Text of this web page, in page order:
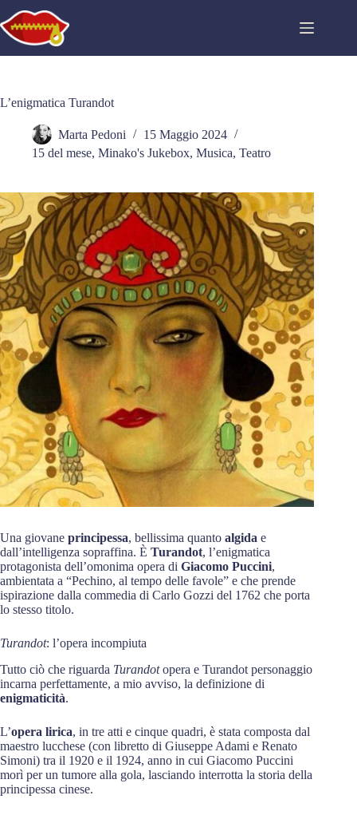
al
contenuto
L’enigmatica Turandot
Marta Pedoni
15 Maggio 2024
15 del mese, Minako's Jukebox, Musica, Teatro
Una giovane principessa, bellissima quanto algida e
dall’intelligenza sopraffina. È Turandot, l’enigmatica
protagonista dell’omonima opera di Giacomo Puccini,
ambientata a “Pechino, al tempo delle favole” e che prende
ispirazione dalla commedia di Carlo Gozzi del 1762 che porta
lo stesso titolo.
Turandot: l’opera incompiuta
Tutto ciò che riguarda Turandotopera e Turandot personaggio
incarna perfettamente, a mio avviso, la definizione di
enigmaticità.
L’opera lirica, in tre atti e cinque quadri, è stata composta dal
maestro lucchese (con libretto di Giuseppe Adami e Renato
Simoni) tra il 1920 e il 1924, anno in cui Giacomo Puccini
morì per un tumore alla gola, lasciando interrotta la storia della
principessa cinese.